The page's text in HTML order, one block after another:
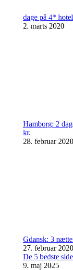
dage på 4*
2. marts 2020
Hamborg: 2
kr.
28. februar 2020
Gdansk: 3
27. februar 2020
De 5 bedste
9. maj 2025